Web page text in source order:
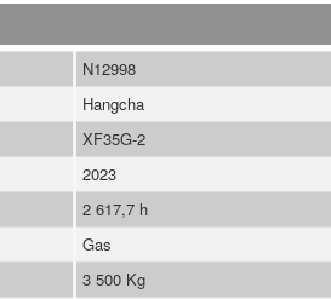
N12998
Hangcha
XF35G-2
2023
2 617,7 h
Gas
3 500 Kg